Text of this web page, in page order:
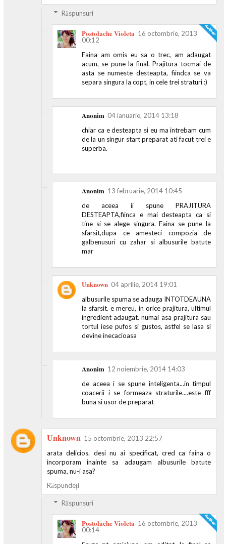
Răspunsuri
Postolache Violeta 16 octombrie, 2013
00:12
Faina am omis eu sa o trec, am adaugat
acum, se pune la final. Prajitura tocmai de
asta se numeste desteapta, fiindca se va
separa singura la copt, in cele trei straturi :)
Anonim 04 ianuarie, 2014 13:18
chiar ca e desteapta si eu ma intrebam cum
de la un singur start preparat ati facut trei e
superba.
Anonim 13 februarie, 2014 10:45
de aceea ii spune PRAJITURA
DESTEAPTA,fiinca e mai desteapta ca si
tine si se alege singura. Faina se pune la
sfarsit,dupa ce amesteci compozia de
galbenusuri cu zahar si albusurile batute
mar
Unknown 04 aprilie, 2014 19:01
albusurile spuma se adauga INTOTDEAUNA
la sfarsit. e mereu, in orice prajitura, ultimul
ingredient adaugat. numai asa prajitura sau
tortul iese pufos si gustos, astfel se lasa si
devine inecacioasa
Anonim 12 noiembrie, 2014 14:03
de aceea i se spune inteligenta...in timpul
coacerii i se formeaza straturile....este fff
buna si usor de preparat
Unknown 15 octombrie, 2013 22:57
arata delicios. desi nu ai specificat, cred ca faina o
incorporam inainte sa adaugam albusurile batute
spuma, nu-i asa?
Răspundeți
Răspunsuri
Postolache Violeta 16 octombrie, 2013
00:14